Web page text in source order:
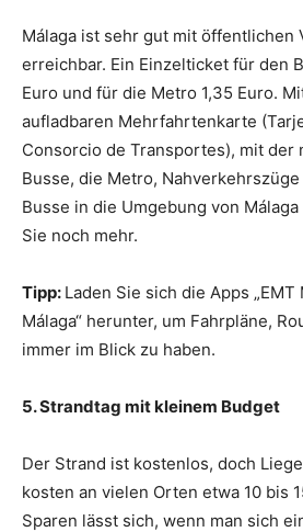
Málaga ist sehr gut mit öffentlichen
erreichbar. Ein Einzelticket für den
Euro und für die Metro 1,35 Euro.
aufladbaren Mehrfahrtenkarte
Consorcio de Transportes), mit der
Busse, die Metro,
Busse in die Umgebung von
Sie noch mehr.
Tipp: Laden Sie sich die Apps „EMT
Málaga“ herunter, um Fahrpläne,
immer im Blick zu haben.
5. Strandtag mit kleinem Budget
Der Strand ist kostenlos, doch
kosten an vielen Orten etwa 10 bis
Sparen lässt sich, wenn man sich